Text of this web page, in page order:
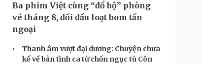
Ba phim Việt cùng “đổ bộ” phòng
vé tháng 8, đối đầu loạt bom tấn
ngoại
Thanh âm vượt đại dương: Chuyện chưa
kể về bản tình ca từ chốn ngục tù Côn